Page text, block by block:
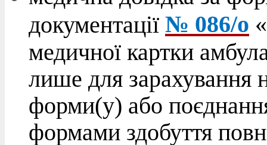
документації № 086/о
медичної картки
лише для зарахування
форми(у) або
формами здобуття